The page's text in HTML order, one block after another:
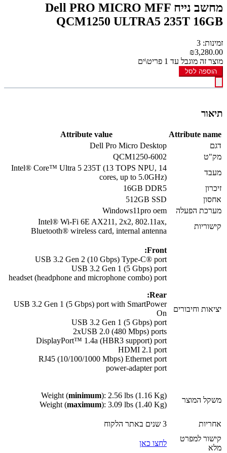
מחשב נייח Dell PRO MICRO MFF
QCM1250 ULTRA5 235T 16GB
זמינות: 3
₪3,280.00
מוצר זה מוגבל עד 1 פריט\ים
הוספה לסל
תיאור
Attribute name
Attribute value
דגם
Dell Pro Micro Desktop
מק"ט
QCM1250-6002
מעבד
Intel® Core™ Ultra 5 235T (13 TOPS NPU, 14
cores, up to 5.0GHz)
זיכרון
16GB DDR5
אחסון
512GB SSD
מערכת הפעלה
Windows11pro oem
קישוריות
Intel® Wi-Fi 6E AX211, 2x2, 802.11ax,
Bluetooth® wireless card, internal antenna
יציאות וחיבורים
Front:
USB 3.2 Gen 2 (10 Gbps) Type-C® port
USB 3.2 Gen 1 (5 Gbps) port
headset (headphone and microphone combo) port
Rear:
USB 3.2 Gen 1 (5 Gbps) port with SmartPower
On
USB 3.2 Gen 1 (5 Gbps) port
2xUSB 2.0 (480 Mbps) ports
DisplayPort™ 1.4a (HBR3 support) port
HDMI 2.1 port
RJ45 (10/100/1000 Mbps) Ethernet port
power-adapter port
משקל המוצר
Weight (minimum): 2.56 lbs (1.16 Kg)
Weight (maximum): 3.09 lbs (1.40 Kg)
אחריות
3 שנים באתר הלקוח
קישור למפרט
מלא
לחצו כאן